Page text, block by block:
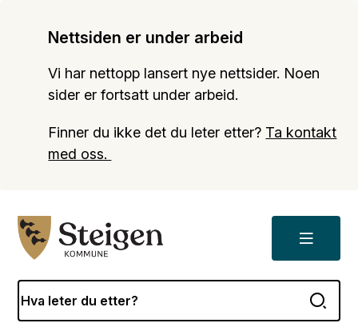
Nettsiden er under arbeid
Vi har nettopp lansert nye nettsider. Noen
sider er fortsatt under arbeid.
Finner du ikke det du leter etter? Ta kontakt
med oss.
Meny